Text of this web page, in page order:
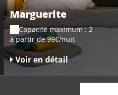
Marguerite
Capacité maximum : 2
à partir de 99€/nuit
Voir en détail